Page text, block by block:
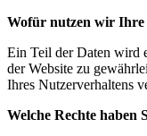
Wofür nutzen wir Ihre
Ein Teil der Daten wird
der Website zu
Ihres Nutzerverhaltens
Welche Rechte haben